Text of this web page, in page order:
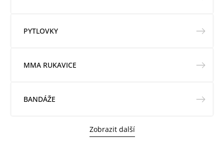
PYTLOVKY
MMA RUKAVICE
BANDÁŽE
Zobrazit další